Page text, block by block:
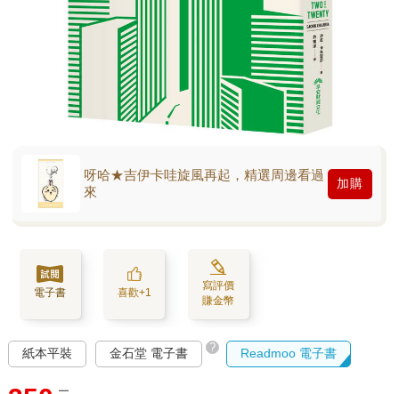
呀哈★吉伊卡哇旋風再起，精選周邊看過
來
加購
電子書 喜歡+1
寫評價
賺金幣
紙本平裝 金石堂 電子書 ? Readmoo 電子書